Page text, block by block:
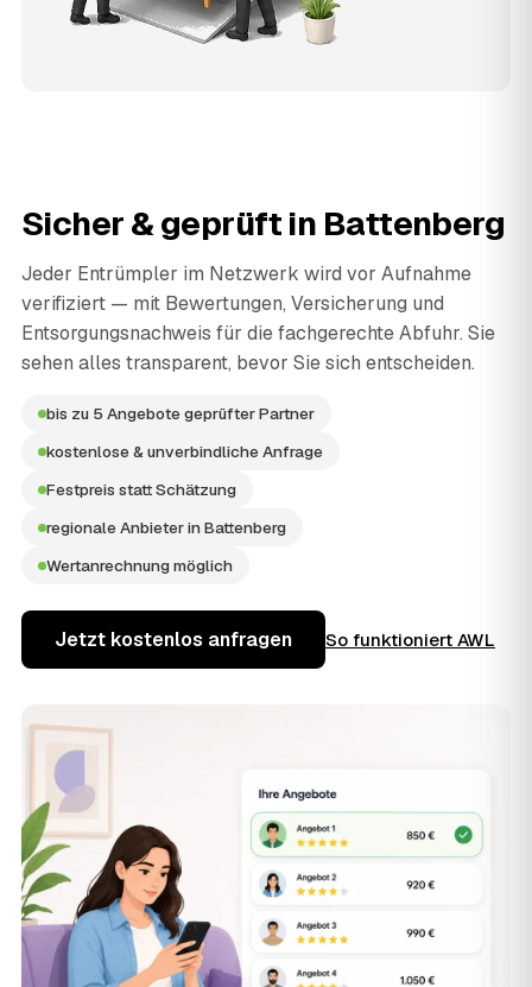
Sicher & geprüft in Battenberg
Jeder Entrümpler im Netzwerk wird vor Aufnahme
verifiziert — mit Bewertungen, Versicherung und
Entsorgungsnachweis für die fachgerechte Abfuhr. Sie
sehen alles transparent, bevor Sie sich entscheiden.
bis zu 5 Angebote geprüfter Partner
kostenlose & unverbindliche Anfrage
Festpreis statt Schätzung
regionale Anbieter in Battenberg
Wertanrechnung möglich
Jetzt kostenlos anfragen So funktioniert AWL